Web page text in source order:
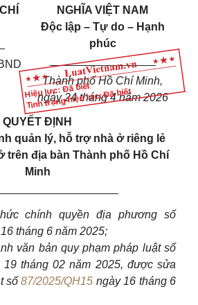
Hiệu lực: Đã biết
Tình trạng hiệu lực: Đã biết
NGHĨA VIỆT NAM
Độc lập – Tự do – Hạnh
phúc
_________________
Thành phố Hồ Chí Minh,
ngày 24 tháng 4 năm 2026
QUYẾT ĐỊNH
quản lý, hỗ trợ nhà ở riêng lẻ
trên địa bàn Thành phố Hồ Chí
Minh
chính quyền địa phương số
tháng 6 năm 2025;
văn bản quy phạm pháp luật số
19 tháng 02 năm 2025, được sửa
số87/2025/QH15 ngày 16 tháng 6